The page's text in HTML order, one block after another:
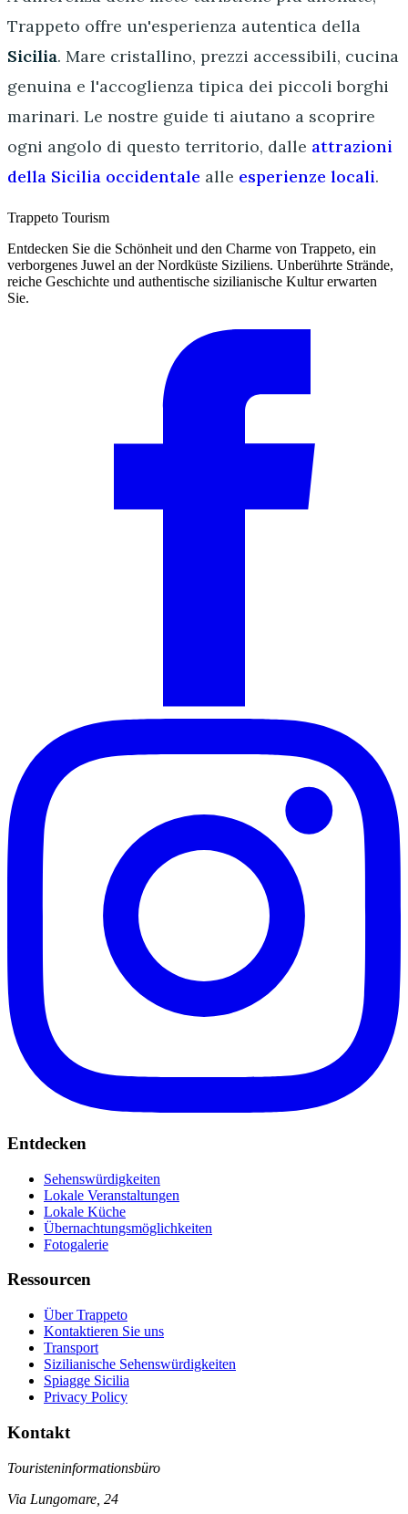
Trappeto offre un'esperienza autentica della
Sicilia. Mare cristallino, prezzi accessibili, cucina
genuina e l'accoglienza tipica dei piccoli borghi
marinari. Le nostre guide ti aiutano a scoprire
ogni angolo di questo territorio, dalle attrazioni
della Sicilia occidentale alle esperienze locali.
Trappeto Tourism
Entdecken Sie die Schönheit und den Charme von Trappeto, ein
verborgenes Juwel an der Nordküste Siziliens. Unberührte Strände,
reiche Geschichte und authentische sizilianische Kultur erwarten
Sie.
Entdecken
Sehenswürdigkeiten
Lokale Veranstaltungen
Lokale Küche
Übernachtungsmöglichkeiten
Fotogalerie
Ressourcen
Über Trappeto
Kontaktieren Sie uns
Transport
Sizilianische Sehenswürdigkeiten
Spiagge Sicilia
Privacy Policy
Kontakt
Touristeninformationsbüro
Via Lungomare, 24